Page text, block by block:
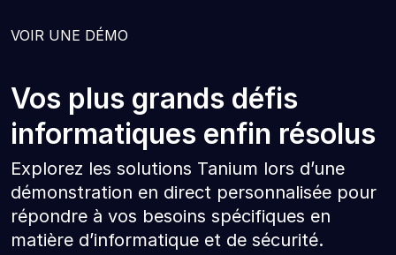
VOIR UNE DÉMO
Vos plus grands défis
informatiques enfin résolus
Explorez les solutions Tanium lors d’une
démonstration en direct personnalisée pour
répondre à vos besoins spécifiques en
matière d’informatique et de sécurité.